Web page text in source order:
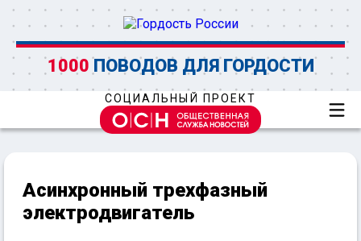
1000 ПОВОДОВ ДЛЯ ГОРДОСТИ
СОЦИАЛЬНЫЙ ПРОЕКТ
Асинхронный трехфазный
электродвигатель